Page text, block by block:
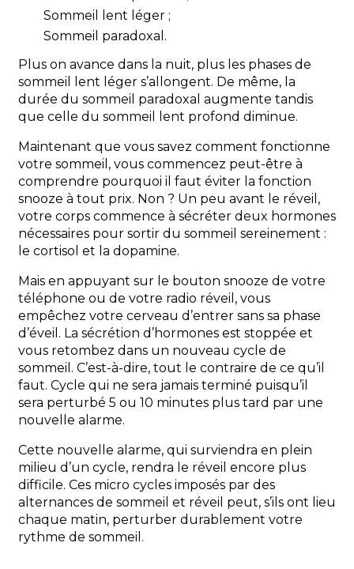
Sommeil lent léger ;
Sommeil paradoxal.
Plus on avance dans la nuit, plus les phases de
sommeil lent léger s’allongent. De même, la
durée du sommeil paradoxal augmente tandis
que celle du sommeil lent profond diminue.
Maintenant que vous savez comment fonctionne
votre sommeil, vous commencez peut-être à
comprendre pourquoi il faut éviter la fonction
snooze à tout prix. Non ? Un peu avant le réveil,
votre corps commence à sécréter deux hormones
nécessaires pour sortir du sommeil sereinement :
le cortisol et la dopamine.
Mais en appuyant sur le bouton snooze de votre
téléphone ou de votre radio réveil, vous
empêchez votre cerveau d’entrer sans sa phase
d’éveil. La sécrétion d’hormones est stoppée et
vous retombez dans un nouveau cycle de
sommeil. C’est-à-dire, tout le contraire de ce qu’il
faut. Cycle qui ne sera jamais terminé puisqu’il
sera perturbé 5 ou 10 minutes plus tard par une
nouvelle alarme.
Cette nouvelle alarme, qui surviendra en plein
milieu d’un cycle, rendra le réveil encore plus
difficile. Ces micro cycles imposés par des
alternances de sommeil et réveil peut, s’ils ont lieu
chaque matin, perturber durablement votre
rythme de sommeil.